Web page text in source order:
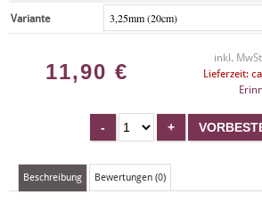
Variante
11,90 €
inkl.
Lieferzeit:
Beschreibung Bewertungen (0)